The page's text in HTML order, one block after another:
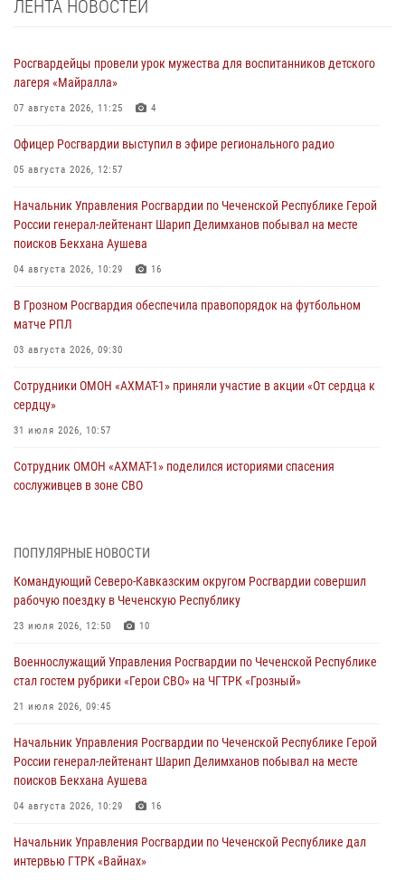
ЛЕНТА НОВОСТЕЙ
Росгвардейцы провели урок мужества для воспитанников детского
лагеря «Майралла»
07 августа 2026, 11:25 4
Офицер Росгвардии выступил в эфире регионального радио
05 августа 2026, 12:57
Начальник Управления Росгвардии по Чеченской Республике Герой
России генерал-лейтенант Шарип Делимханов побывал на месте
поисков Бекхана Аушева
04 августа 2026, 10:29 16
В Грозном Росгвардия обеспечила правопорядок на футбольном
матче РПЛ
03 августа 2026, 09:30
Сотрудники ОМОН «АХМАТ-1» приняли участие в акции «От сердца к
сердцу»
31 июля 2026, 10:57
Сотрудник ОМОН «АХМАТ-1» поделился историями спасения
сослуживцев в зоне СВО
Командующий Северо-Кавказским округом Росгвардии совершил
23 июля 2026, 12:50
Военнослужащий Управления Росгвардии по Чеченской Республике
21 июля 2026, 09:45
В ДНР росгвардейцы уничтожили около 80 вражеских
19 июля 2026, 13:50
В Грозном Росгвардия обеспечила безопасность конно-спортивных
соревнований
ПОПУЛЯРНЫЕ НОВОСТИ
Командующий Северо-Кавказским округом Росгвардии совершил
рабочую поездку в Чеченскую Республику
23 июля 2026, 12:50 10
Военнослужащий Управления Росгвардии по Чеченской Республике
стал гостем рубрики «Герои СВО» на ЧГТРК «Грозный»
21 июля 2026, 09:45
Начальник Управления Росгвардии по Чеченской Республике Герой
России генерал-лейтенант Шарип Делимханов побывал на месте
поисков Бекхана Аушева
04 августа 2026, 10:29 16
Начальник Управления Росгвардии по Чеченской Республике дал
интервью ГТРК «Вайнах»